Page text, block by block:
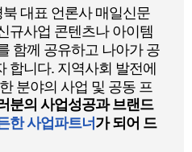
대표 언론사 매일신문
규사업 콘텐츠나 아이템
함께 공유하고 나아가 공
합니다. 지역사회 발전에
분야의 사업 및 공동 프
분의 사업성공과 브랜드
한 사업파트너가 되어 드